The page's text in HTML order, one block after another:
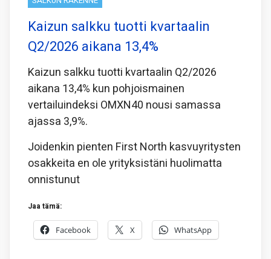
Kaizun salkku tuotti kvartaalin
Q2/2026 aikana 13,4%
Kaizun salkku tuotti kvartaalin Q2/2026
aikana 13,4% kun pohjoismainen
vertailuindeksi OMXN40 nousi samassa
ajassa 3,9%.
Joidenkin pienten First North kasvuyritysten
osakkeita en ole yrityksistäni huolimatta
onnistunut
Jaa tämä:
Facebook X WhatsApp